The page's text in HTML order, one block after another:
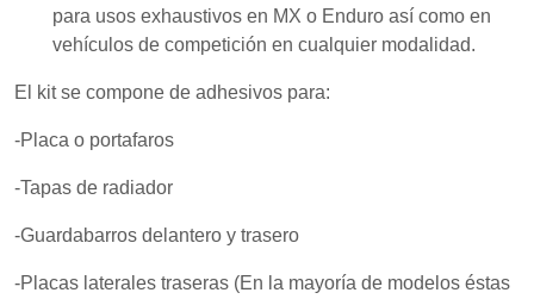
para usos exhaustivos en MX o Enduro así como en
vehículos de competición en cualquier modalidad.
El kit se compone de adhesivos para:
-Placa o portafaros
-Tapas de radiador
-Guardabarros delantero y trasero
-Placas laterales traseras (En la mayoría de modelos éstas